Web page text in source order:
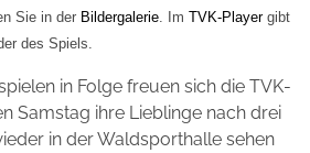
Sie in der Bildergalerie . Im TVK-Playergibt
des Spiels.
in Folge freuen sich die TVK-
Samstag ihre Lieblinge nach drei
in der Waldsporthalle sehen